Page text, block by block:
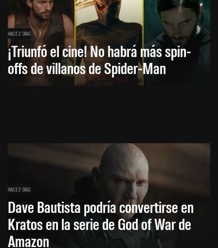
HACE 2 DÍAS
¡Triunfó el cine! No habrá más spin-
offs de villanos de Spider-Man
HACE 2 DÍAS
Dave Bautista podría convertirse en
Kratos en la serie de God of War de
Amazon